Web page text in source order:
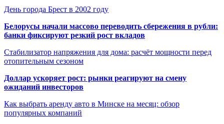
День города Брест в 2002 году
Белорусы начали массово переводить сбережения в рубли:
банки фиксируют резкий рост вкладов
Стабилизатор напряжения для дома: расчёт мощности перед
отопительным сезоном
Доллар ускоряет рост: рынки реагируют на смену
ожиданий инвесторов
Как выбрать аренду авто в Минске на месяц: обзор
популярных компаний